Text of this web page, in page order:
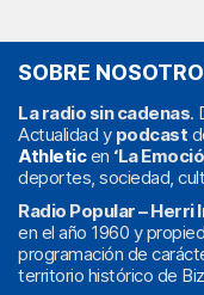
SOBRE
La radio sin cadenas.
Actualidad y podcast
Athleticen ‘La
deportes, sociedad,
Radio Popular – Herri
en el año 1960 y
programación de
territorio histórico de